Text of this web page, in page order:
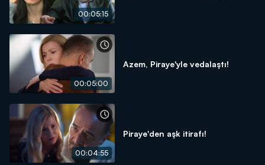
00:05:15
00:05:00
Azem, Piraye'yle vedalaştı!
00:04:55
Piraye'den aşk itirafı!